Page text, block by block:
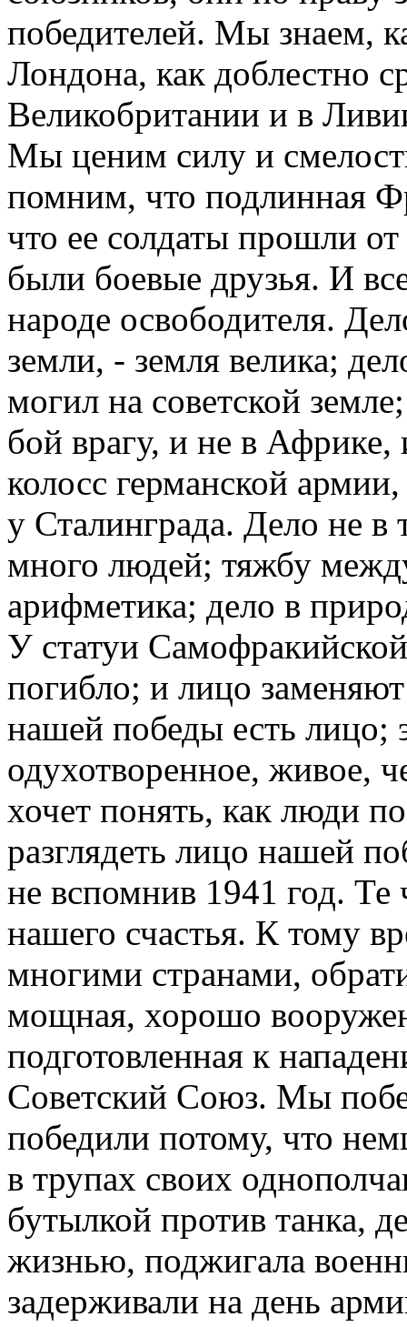
победителей. Мы знаем,
Лондона, как доблестно
Великобритании и в
Мы ценим силу и
помним, что подлинная
что ее солдаты прошли
были боевые друзья. И
народе освободителя.
земли, - земля велика;
могил на советской
бой врагу, и не в Африке,
колосс германской
у Сталинграда. Дело не в
много людей; тяжбу
арифметика; дело в
У статуи
погибло; и лицо
нашей победы есть лицо;
одухотворенное, живое,
хочет понять, как люди
разглядеть лицо нашей
не вспомнив 1941 год.
нашего счастья. К тому
многими странами,
мощная, хорошо
подготовленная к
Советский Союз. Мы
победили потому, что
в трупах своих
бутылкой против танка,
жизнью, поджигала
задерживали на день